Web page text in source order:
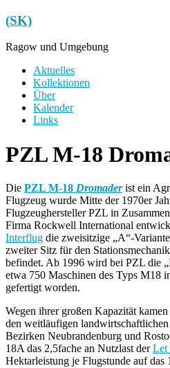
Zum
Inhalt
springen
(SK)
Ragow und Umgebung
Menü
Aktuelles
Kollektionen
Über
Kalender
Links
PZL M-18
Die PZL M-18 Dromaderist ein
Flugzeug wurde Mitte der 1970er
Flugzeughersteller PZL in
Firma Rockwell International
Interflug die zweisitzige „A“-
zweiter Sitz für den
befindet. Ab 1996 wird bei PZL die
etwa 750 Maschinen des Typs M18
gefertigt worden.
Wegen ihrer großen Kapazität
den weitläufigen
Bezirken Neubrandenburg und
18A das 2,5fache an Nutzlast derLet
Hektarleistung je Flugstunde auf das